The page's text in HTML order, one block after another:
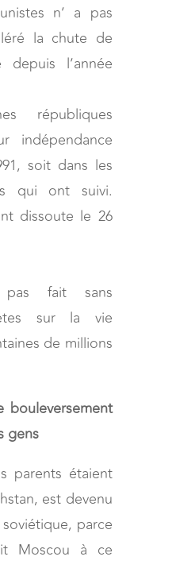
n’ a pas
la chute de
depuis l’année
républiques
indépendance
soit dans les
qui ont suivi.
dissoute le 26
fait sans
sur la vie
de millions
bouleversement
gens
parents étaient
est devenu
parce
Moscou à ce